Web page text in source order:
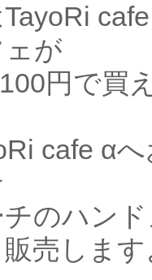
ェが
円で買
cafe α
のハン
販売しま